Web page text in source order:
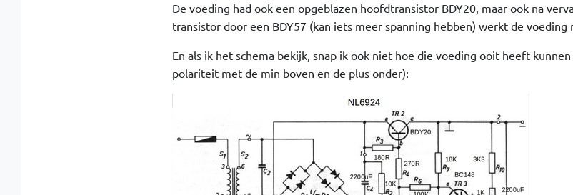
De voeding had ook een opgeblazen hoofdtransistor BDY20, maar ook na
transistor door een BDY57 (kan iets meer spanning hebben) werkt de voeding
En als ik het schema bekijk, snap ik ook niet hoe die voeding ooit heeft
polariteit met de min boven en de plus onder):